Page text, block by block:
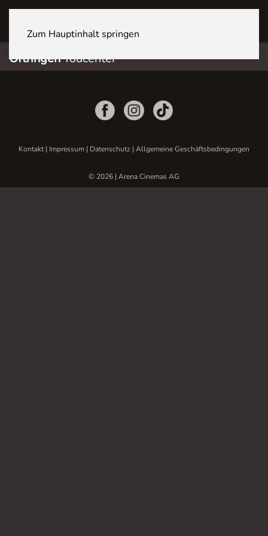
Zum Hauptinhalt springen
OftringenYoucenter
Kontakt| Impressum | Datenschutz | Allgemeine Geschäftsbedingungen
© 2026 | Arena Cinemas AG